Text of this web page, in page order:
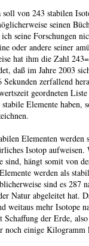
von 243 stabilen
seinen
seine For­schungen
oder andere seiner
hat ihm die Zahl
daß im Jahre 2003
zerfal­lend
geord­neten
Elemente haben,
Elementen
Isotop
sind, hängt somit von
werden als
sind es 287
Natur abge­leitet hat.
weitaus mehr Isotope
Schaf­fung der Erde,
noch einige